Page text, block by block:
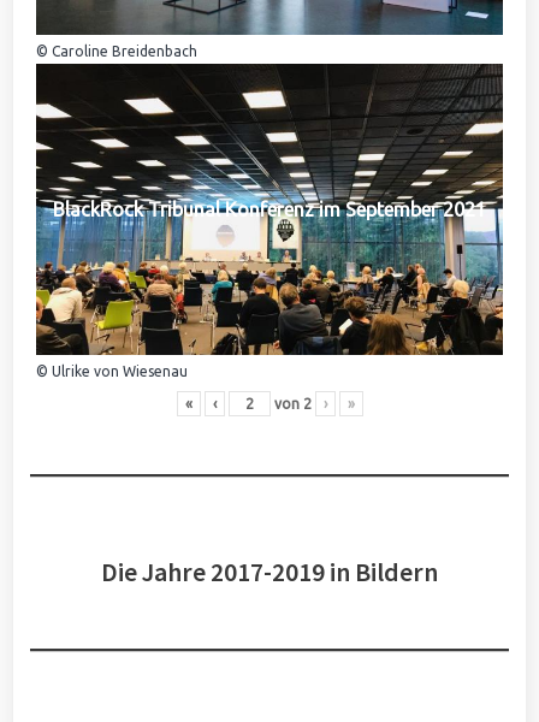
© Caroline Breidenbach
BlackRock Tribunal Konferenz im September 2021
© Ulrike von Wiesenau
« ‹ von 2 › »
Die Jahre 2017-2019 in Bildern